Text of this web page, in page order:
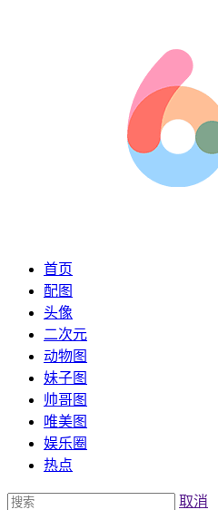
首页
配图
头像
二次元
动物图
妹子图
帅哥图
唯美图
娱乐圈
热点
取消